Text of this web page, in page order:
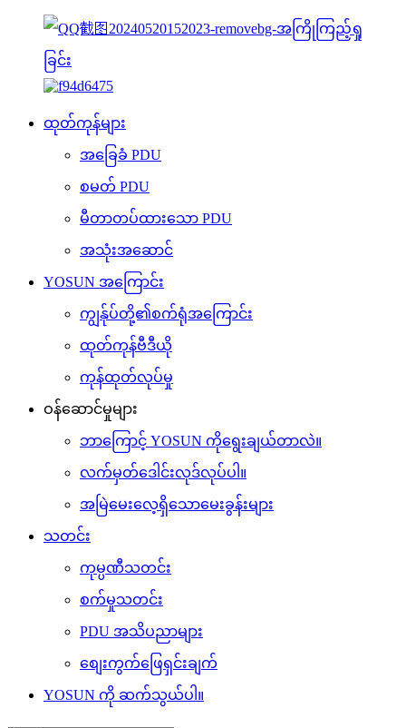
ထုတ်ကုန်များ
အခြေခံ PDU
စမတ် PDU
မီတာတပ်ထားသော PDU
အသုံးအဆောင်
YOSUN အကြောင်း
ကျွန်ုပ်တို့၏စက်ရုံအကြောင်း
ထုတ်ကုန်ဗီဒီယို
ကုန်ထုတ်လုပ်မှု
ဝန်ဆောင်မှုများ
ဘာကြောင့် YOSUN ကိုရွေးချယ်တာလဲ။
လက်မှတ်ဒေါင်းလုဒ်လုပ်ပါ။
အမြဲမေးလေ့ရှိသောမေးခွန်းများ
သတင်း
ကုမ္ပဏီသတင်း
စက်မှုသတင်း
PDU အသိပညာများ
စျေးကွက်ဖြေရှင်းချက်
YOSUN ကို ဆက်သွယ်ပါ။